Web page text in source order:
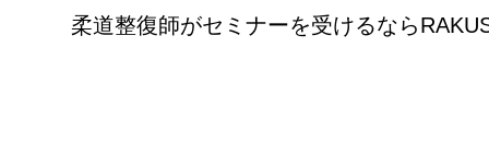
柔道整復師がセミナーを受けるなら